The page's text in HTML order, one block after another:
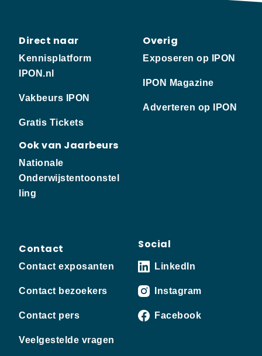
Direct naar
Kennisplatform
IPON.nl
Vakbeurs IPON
Gratis Tickets
Ook van Jaarbeurs
Nationale
Onderwijstentoonstel
ling
Overig
Exposeren op IPON
IPON Magazine
Adverteren op IPON
Contact
Contact exposanten
Contact bezoekers
Contact pers
Veelgestelde vragen
Social
LinkedIn
Instagram
Facebook